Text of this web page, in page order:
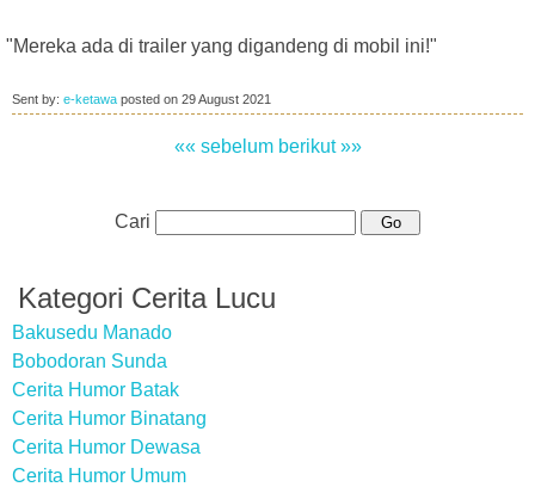
"Mereka ada di trailer yang digandeng di mobil ini!"
Sent by: e-ketawa posted on 29 August 2021
«« sebelum berikut »»
Cari
Kategori Cerita Lucu
Bakusedu Manado
Bobodoran Sunda
Cerita Humor Batak
Cerita Humor Binatang
Cerita Humor Dewasa
Cerita Humor Umum